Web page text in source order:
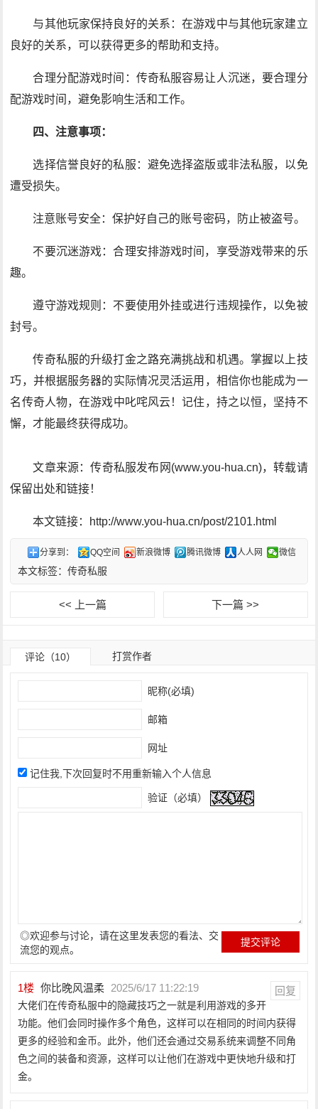
与其他玩家保持良好的关系：在游戏中与其他玩家建立
良好的关系，可以获得更多的帮助和支持。
合理分配游戏时间：传奇私服容易让人沉迷，要合理分
配游戏时间，避免影响生活和工作。
四、注意事项：
选择信誉良好的私服：避免选择盗版或非法私服，以免
遭受损失。
注意账号安全：保护好自己的账号密码，防止被盗号。
不要沉迷游戏：合理安排游戏时间，享受游戏带来的乐
趣。
遵守游戏规则：不要使用外挂或进行违规操作，以免被
封号。
传奇私服的升级打金之路充满挑战和机遇。掌握以上技
巧，并根据服务器的实际情况灵活运用，相信你也能成为一
名传奇人物，在游戏中叱咤风云！记住，持之以恒，坚持不
懈，才能最终获得成功。
文章来源：传奇私服发布网(www.you-hua.cn)，转载请
保留出处和链接！
本文链接：http://www.you-hua.cn/post/2101.html
分享到： QQ空间 新浪微博 腾讯微博 人人网 微信
本文标签：传奇私服
<< 上一篇 下一篇 >>
评论（10） 打赏作者
昵称(必填)
邮箱
网址
记住我,下次回复时不用重新输入个人信息
验证（必填）
◎欢迎参与讨论，请在这里发表您的看法、交
流您的观点。
1楼 你比晚风温柔 2025/6/17 11:22:19 回复
大佬们在传奇私服中的隐藏技巧之一就是利用游戏的多开
功能。他们会同时操作多个角色，这样可以在相同的时间内获得
更多的经验和金币。此外，他们还会通过交易系统来调整不同角
色之间的装备和资源，这样可以让他们在游戏中更快地升级和打
金。